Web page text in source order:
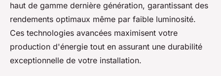
haut de gamme dernière génération, garantissant des
rendements optimaux même par faible luminosité.
Ces technologies avancées maximisent votre
production d'énergie tout en assurant une durabilité
exceptionnelle de votre installation.